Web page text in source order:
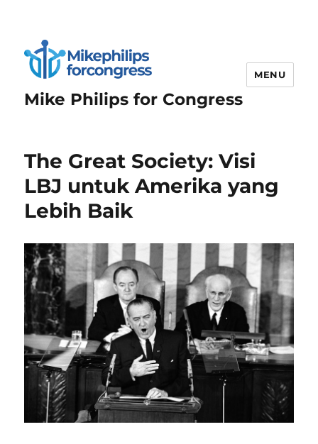
Mike Philips for Congress
MENU
The Great Society: Visi
LBJ untuk Amerika yang
Lebih Baik